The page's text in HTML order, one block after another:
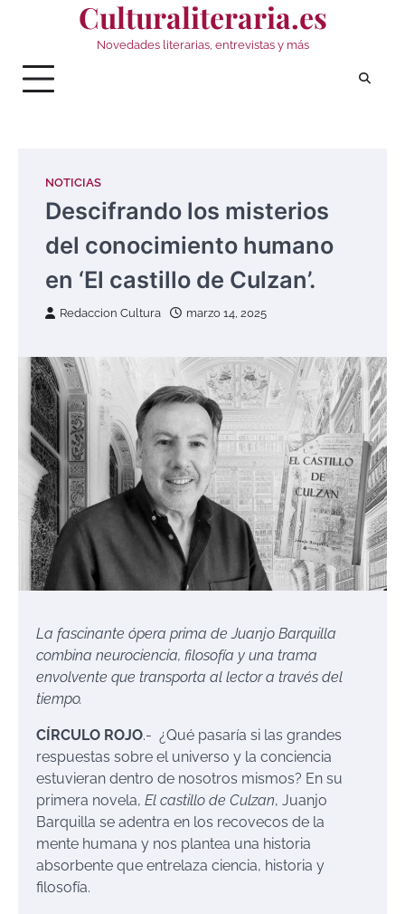
Culturaliteraria.es
Novedades literarias, entrevistas y más
NOTICIAS
Descifrando los misterios
del conocimiento humano
en ‘El castillo de Culzan’.
Redaccion Cultura marzo 14, 2025
La fascinante ópera prima de Juanjo Barquilla
combina neurociencia, filosofía y una trama
envolvente que transporta al lector a través del
tiempo.
CÍRCULO ROJO.- ¿Qué pasaría si las grandes
respuestas sobre el universo y la conciencia
estuvieran dentro de nosotros mismos? En su
primera novela, El castillo de Culzan, Juanjo
Barquilla se adentra en los recovecos de la
mente humana y nos plantea una historia
absorbente que entrelaza ciencia, historia y
filosofía.